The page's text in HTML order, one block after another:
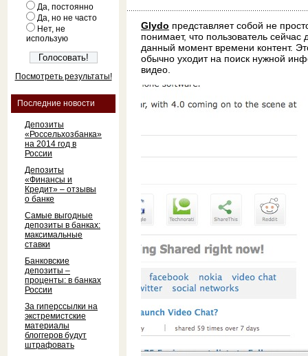
Да, постоянно
Да, но не часто
Нет, не
использую
Посмотреть результаты!
Последние новости
Депозиты
«Россельхозбанка»
на 2014 год в
России
Депозиты
«Финансы и
Кредит» – отзывы
о банке
Самые выгодные
депозиты в банках:
максимальные
ставки
Банковские
депозиты –
проценты: в банках
России
За гиперссылки на
экстремистские
материалы
блоггеров будут
штрафовать
Glydo представляет собой не
понимает, что пользователь
данный момент времени контент.
обычно уходит на поиск нужной
видео.